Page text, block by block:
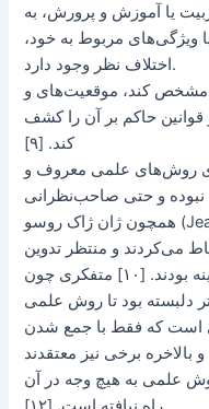
یا آموزش و پرورش، به
ویژگی‌های مربوط به خود،
اختلاف نظر وجود دارد.
مشخص کند، موقعیت‌های و
قوانین حاکم بر آن را کشف
کند. [۹]
به کارگیری روش‌های علمی معروف و
نبوده و حتی صاحب‌نظرانی
همچون ژان ژاک روسو (Jean Jauques Rousseau.) نیز از به
می‌کردند و منتظر تدوین
رساله‌ها و متون علمی در این زمینه بودند. [۱۰] متفکری چون
دلبسته بود تا روش علمی
است که فقط با جمع شدن
چند نسل کامل خواهد شد. [۱۱] و بالاخره برخی نیز معتقدند
علمی به هیچ وجه در آن